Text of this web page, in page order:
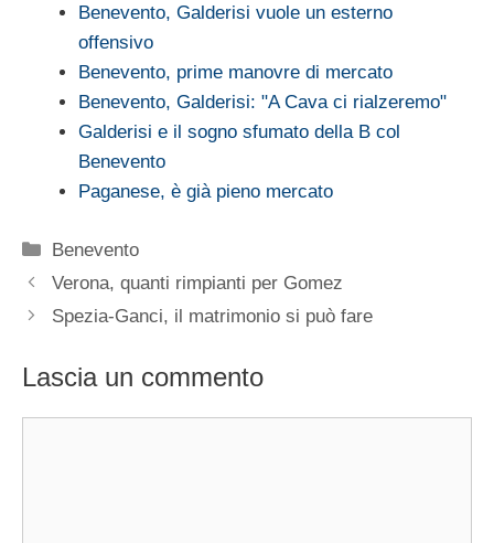
Benevento, Galderisi vuole un esterno
offensivo
Benevento, prime manovre di mercato
Benevento, Galderisi: "A Cava ci rialzeremo"
Galderisi e il sogno sfumato della B col
Benevento
Paganese, è già pieno mercato
Categorie
Benevento
Verona, quanti rimpianti per Gomez
Spezia-Ganci, il matrimonio si può fare
Lascia un commento